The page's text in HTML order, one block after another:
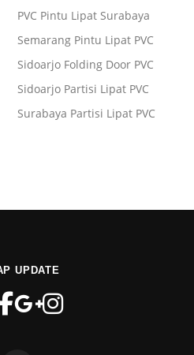
PVC Pintu Lipat Surabaya
Semarang Pintu Lipat PVC
Sidoarjo Folding Door PVC
Sidoarjo Partisi Lipat PVC
Surabaya Partisi Lipat PVC
UPDATE